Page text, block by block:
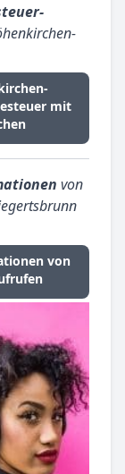
mit
von
von